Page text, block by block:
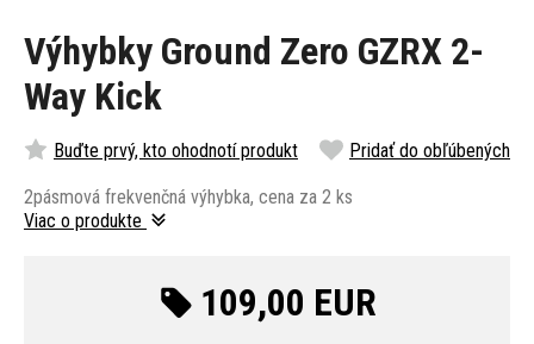
Výhybky Ground Zero GZRX 2-
Way Kick
Buďte prvý, kto ohodnotí produkt Pridať do obľúbených
2pásmová frekvenčná výhybka, cena za 2 ks
Viac o produkte
109,00 EUR